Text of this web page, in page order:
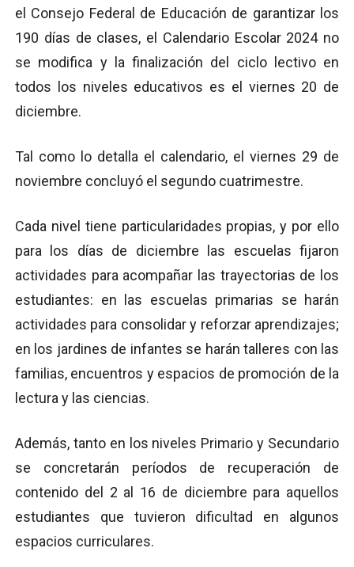
el Consejo Federal de Educación de garantizar los
190 días de clases, el Calendario Escolar 2024 no
se modifica y la finalización del ciclo lectivo en
todos los niveles educativos es el viernes 20 de
diciembre.
Tal como lo detalla el calendario, el viernes 29 de
noviembre concluyó el segundo cuatrimestre.
Cada nivel tiene particularidades propias, y por ello
para los días de diciembre las escuelas fijaron
actividades para acompañar las trayectorias de los
estudiantes: en las escuelas primarias se harán
actividades para consolidar y reforzar aprendizajes;
en los jardines de infantes se harán talleres con las
familias, encuentros y espacios de promoción de la
lectura y las ciencias.
Además, tanto en los niveles Primario y Secundario
se concretarán períodos de recuperación de
contenido del 2 al 16 de diciembre para aquellos
estudiantes que tuvieron dificultad en algunos
espacios curriculares.